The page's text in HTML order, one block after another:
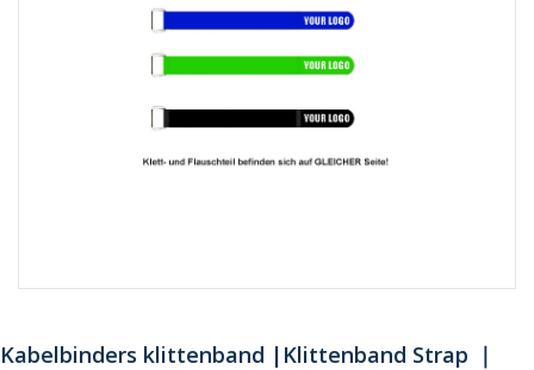
Kabelbinders klittenband |Klittenband Strap ｜